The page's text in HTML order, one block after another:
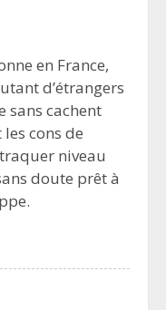
en France,
d’étrangers
sans cachent
cons de
niveau
doute prêt à